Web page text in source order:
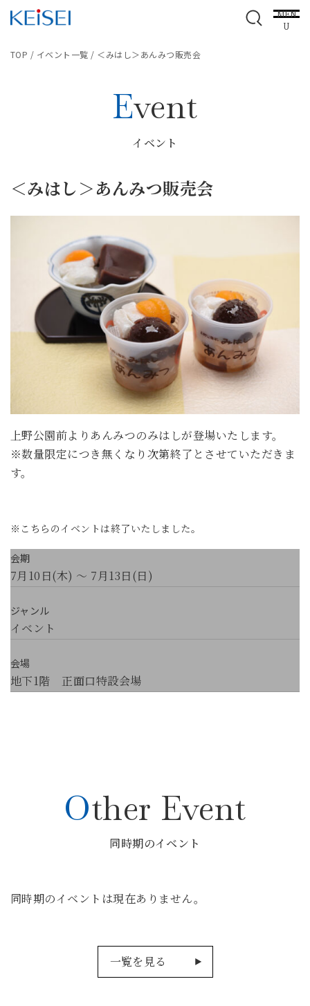
MEN
U
TOP / イベント一覧 / ＜みはし＞あんみつ販売会
Event
イベント
＜みはし＞あんみつ販売会
上野公園前よりあんみつのみはしが登場いたします。
※数量限定につき無くなり次第終了とさせていただきま
す。
※こちらのイベントは終了いたしました。
会期
7月10日(木) ～ 7月13日(日)
ジャンル
イベント
会場
地下1階 正面口特設会場
Other Event
同時期のイベント
同時期のイベントは現在ありません。
一覧を見る